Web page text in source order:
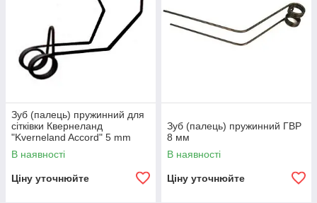
Зуб (палець) пружинний для
сітківки Квернеланд
"Kverneland Accord" 5 mm
В наявності
Ціну уточнюйте
Зуб (палець) пружинний ГВР
8 мм
В наявності
Ціну уточнюйте